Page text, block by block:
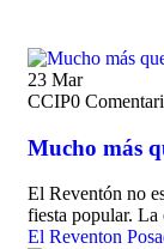
23 Mar
CCIP0
Mucho más
El Reventón no
fiesta popular. La
El Reventon